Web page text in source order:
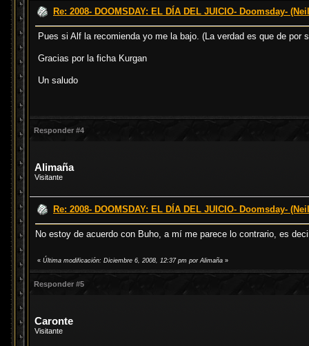
Re: 2008- DOOMSDAY: EL DÍA DEL JUICIO- Doomsday-
Pues si Alf la recomienda yo me la bajo. (La verdad es que de por
Gracias por la ficha Kurgan
Un saludo
Responder #4
Alimaña
Visitante
Re: 2008- DOOMSDAY: EL DÍA DEL JUICIO- Doomsday-
No estoy de acuerdo con Buho, a mí me parece lo contrario, es
« Última modificación: Diciembre 6, 2008, 12:37 pm por Alimaña »
Responder #5
Caronte
Visitante